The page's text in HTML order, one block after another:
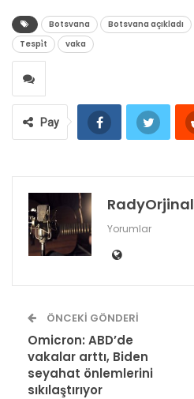
Botsvana Botsvana açıkladı
Tespi̇t
vaka
Pay
RadyOrjinal
Yorumlar
ÖNCEKI GÖNDERI
Omicron: ABD’de
vakalar arttı, Biden
seyahat önlemlerini
sıkılaştırıyor